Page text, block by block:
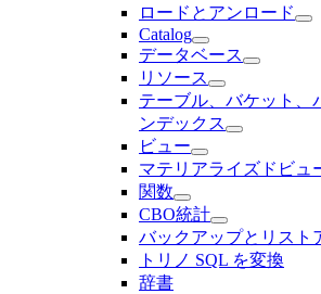
ロードとアンロード
Catalog
データベース
リソース
テーブル、バケット、
ンデックス
ビュー
マテリアライズドビュ
関数
CBO統計
バックアップとリスト
トリノ SQL を変換
辞書